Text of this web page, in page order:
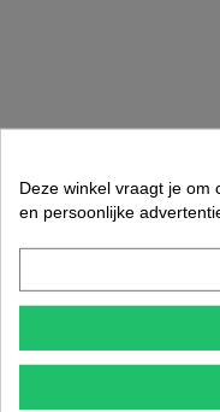
Deze winkel vraagt je om
en persoonlijke